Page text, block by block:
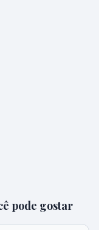
pode gostar